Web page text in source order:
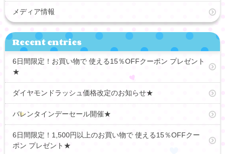
メディア情報
Recent entries
6日間限定！お買い物で 使える15％OFFクーポン プレゼント
★
ダイヤモンドラッシュ価格改定のお知らせ★
バレンタインデーセール開催★
6日間限定！1,500円以上のお買い物で 使える15％OFFクー
ポン プレゼント★